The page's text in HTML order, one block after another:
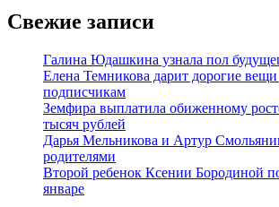
Свежие записи
Галина Юдашкина узнала пол
Елена Темникова дарит дорогие
подписчикам
Земфира выплатила обиженному
тысяч рублей
Дарья Мельникова и Артур
родителями
Второй ребенок Ксении Бородиной
январе